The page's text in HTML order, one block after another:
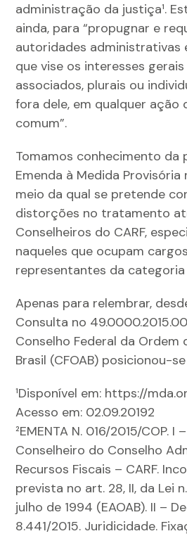
administração da justiça¹.
ainda, para “propugnar e
autoridades administrativas
que vise os interesses
associados, plurais ou
fora dele, em qualquer ação
comum”.
Tomamos conhecimento da
Emenda à Medida Provisória
meio da qual se pretende
distorções no tratamento
Conselheiros do CARF,
naqueles que ocupam
representantes da
Apenas para relembrar,
Consulta no
Conselho Federal da Ordem
Brasil (CFOAB) posicionou-
¹Disponível em: https://
Acesso em: 02.09.20192
²EMENTA N. 016/2015/COP. I
Conselheiro do Conselho
Recursos Fiscais – CARF.
prevista no art. 28, II, da Lei
julho de 1994 (EAOAB). II –
8.441/2015. Juridicidade.